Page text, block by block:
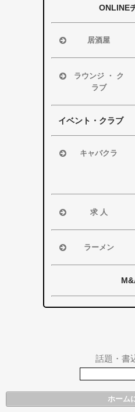
ONLINE
居酒屋
浜松市
磐田市
袋井市
掛川市
その他エリア
ラウンジ ・ ク
ラブ
浜松市
磐田市
袋井市
掛川市
イベント・クラブ
キャバクラ
掛川市
その他エリア
求 人
浜松市
磐田市
ラーメン
浜松市
袋井市
掛川市
話題・書
ホーム